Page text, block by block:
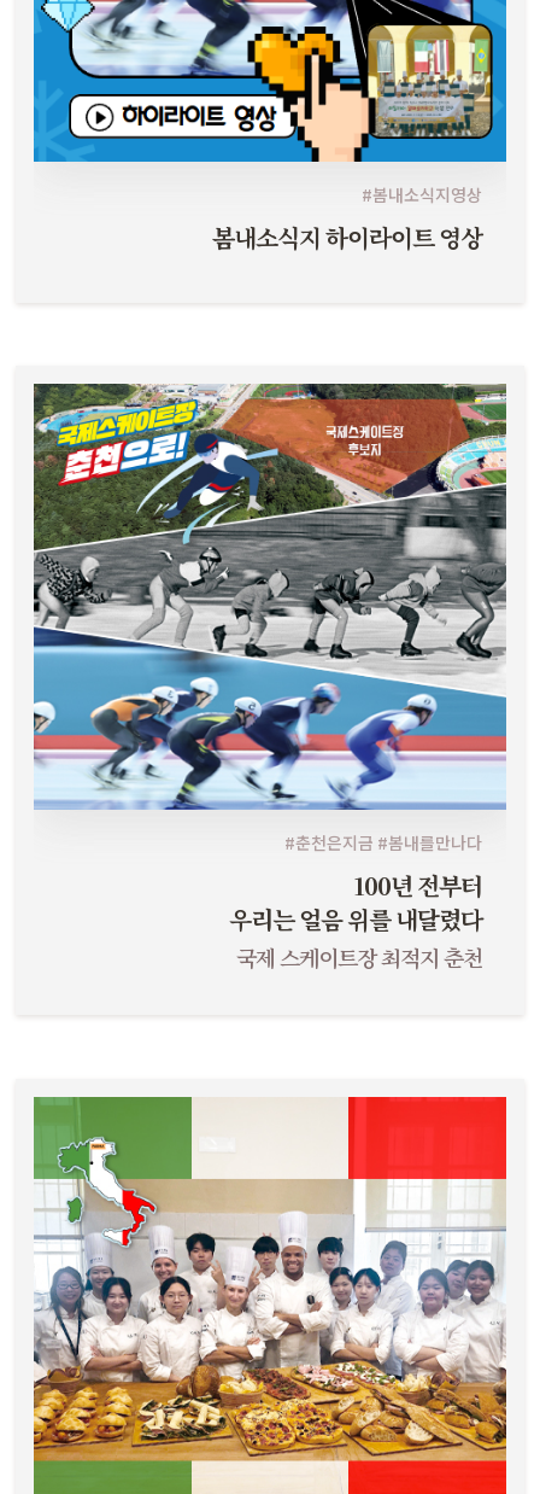
#봄내소식지영상
봄내소식지 하이라이트 영상
#춘천은지금 #봄내를만나다
100년 전부터
우리는 얼음 위를 내달렸다
국제 스케이트장 최적지 춘천
우리는 얼음 위를 내달렸다 국제 스케이트장 최적지 춘천 보러가기
알마(ALMA) 까지 간다 강원생명과학고·이탈리아 알마요리학교 글로벌